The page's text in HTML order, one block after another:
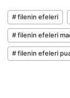
# filenin efeleri
# filenin efeleri
# filenin efeleri